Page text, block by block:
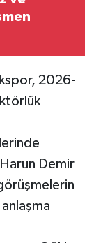
2026-
Demir